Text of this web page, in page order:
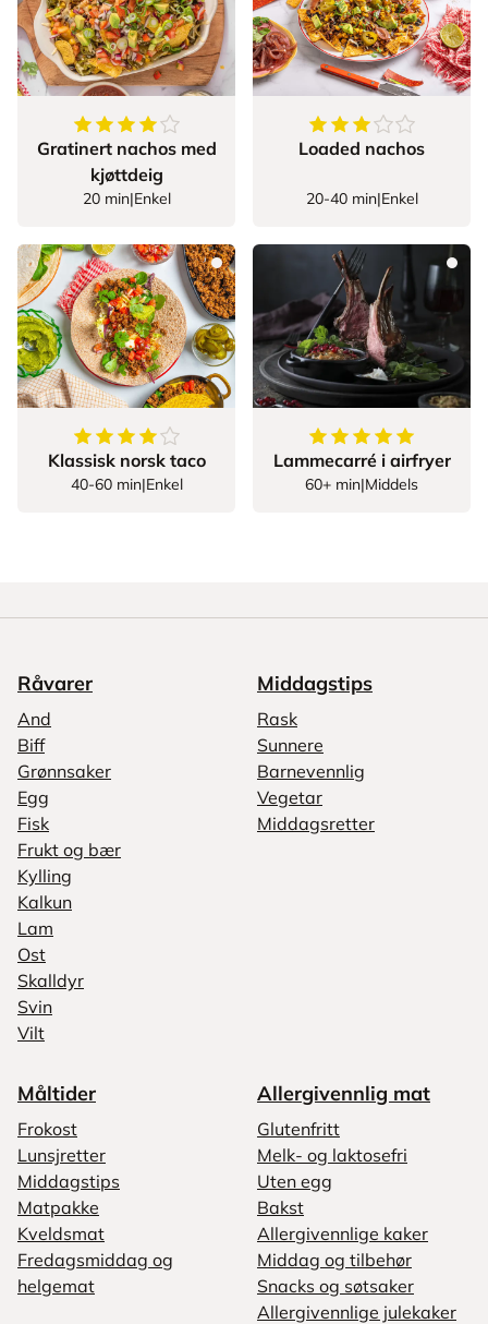
4.305555555555555
stjerner
Gratinert nachos med
kjøttdeig
20 min|Enkel
3.789473684210526
Loaded nachos
20-40 min|Enkel
4.065217391304348
stjerner
Klassisk norsk taco
40-60 min|Enkel
5av5stjerner
Lammecarré i airfryer
60+ min|Middels
Råvarer
And
Biff
Grønnsaker
Egg
Fisk
Frukt og bær
Kylling
Kalkun
Lam
Ost
Skalldyr
Svin
Vilt
Middagstips
Rask
Sunnere
Barnevennlig
Vegetar
Middagsretter
Måltider
Frokost
Lunsjretter
Middagstips
Matpakke
Kveldsmat
Fredagsmiddag og
helgemat
Allergivennlig mat
Glutenfritt
Melk- og laktosefri
Uten egg
Bakst
Allergivennlige kaker
Middag og tilbehør
Snacks og søtsaker
Allergivennlige julekaker